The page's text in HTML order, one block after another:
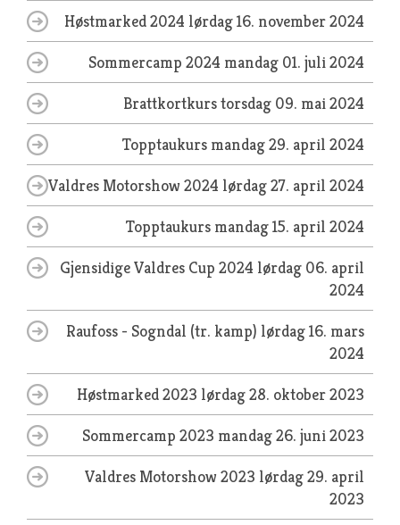
Høstmarked 2024 lørdag 16. november 2024
Sommercamp 2024 mandag 01. juli 2024
Brattkortkurstorsdag 09. mai 2024
Topptaukurs mandag 29. april 2024
Valdres Motorshow 2024 lørdag 27. april 2024
Topptaukurs mandag 15. april 2024
Gjensidige Valdres Cup 2024 lørdag 06. april
2024
Raufoss - Sogndal (tr. kamp) lørdag 16. mars
2024
Høstmarked 2023 lørdag 28. oktober 2023
Sommercamp 2023 mandag 26. juni 2023
Valdres Motorshow 2023 lørdag 29. april
2023